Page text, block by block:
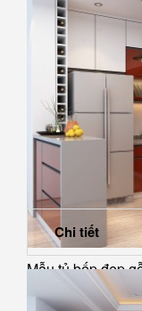
Mẫu tủ bếp đẹp
Chi tiết